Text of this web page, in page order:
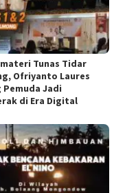
Tunas Tidar
Ofriyanto Laures
Pemuda Jadi
di Era Digital